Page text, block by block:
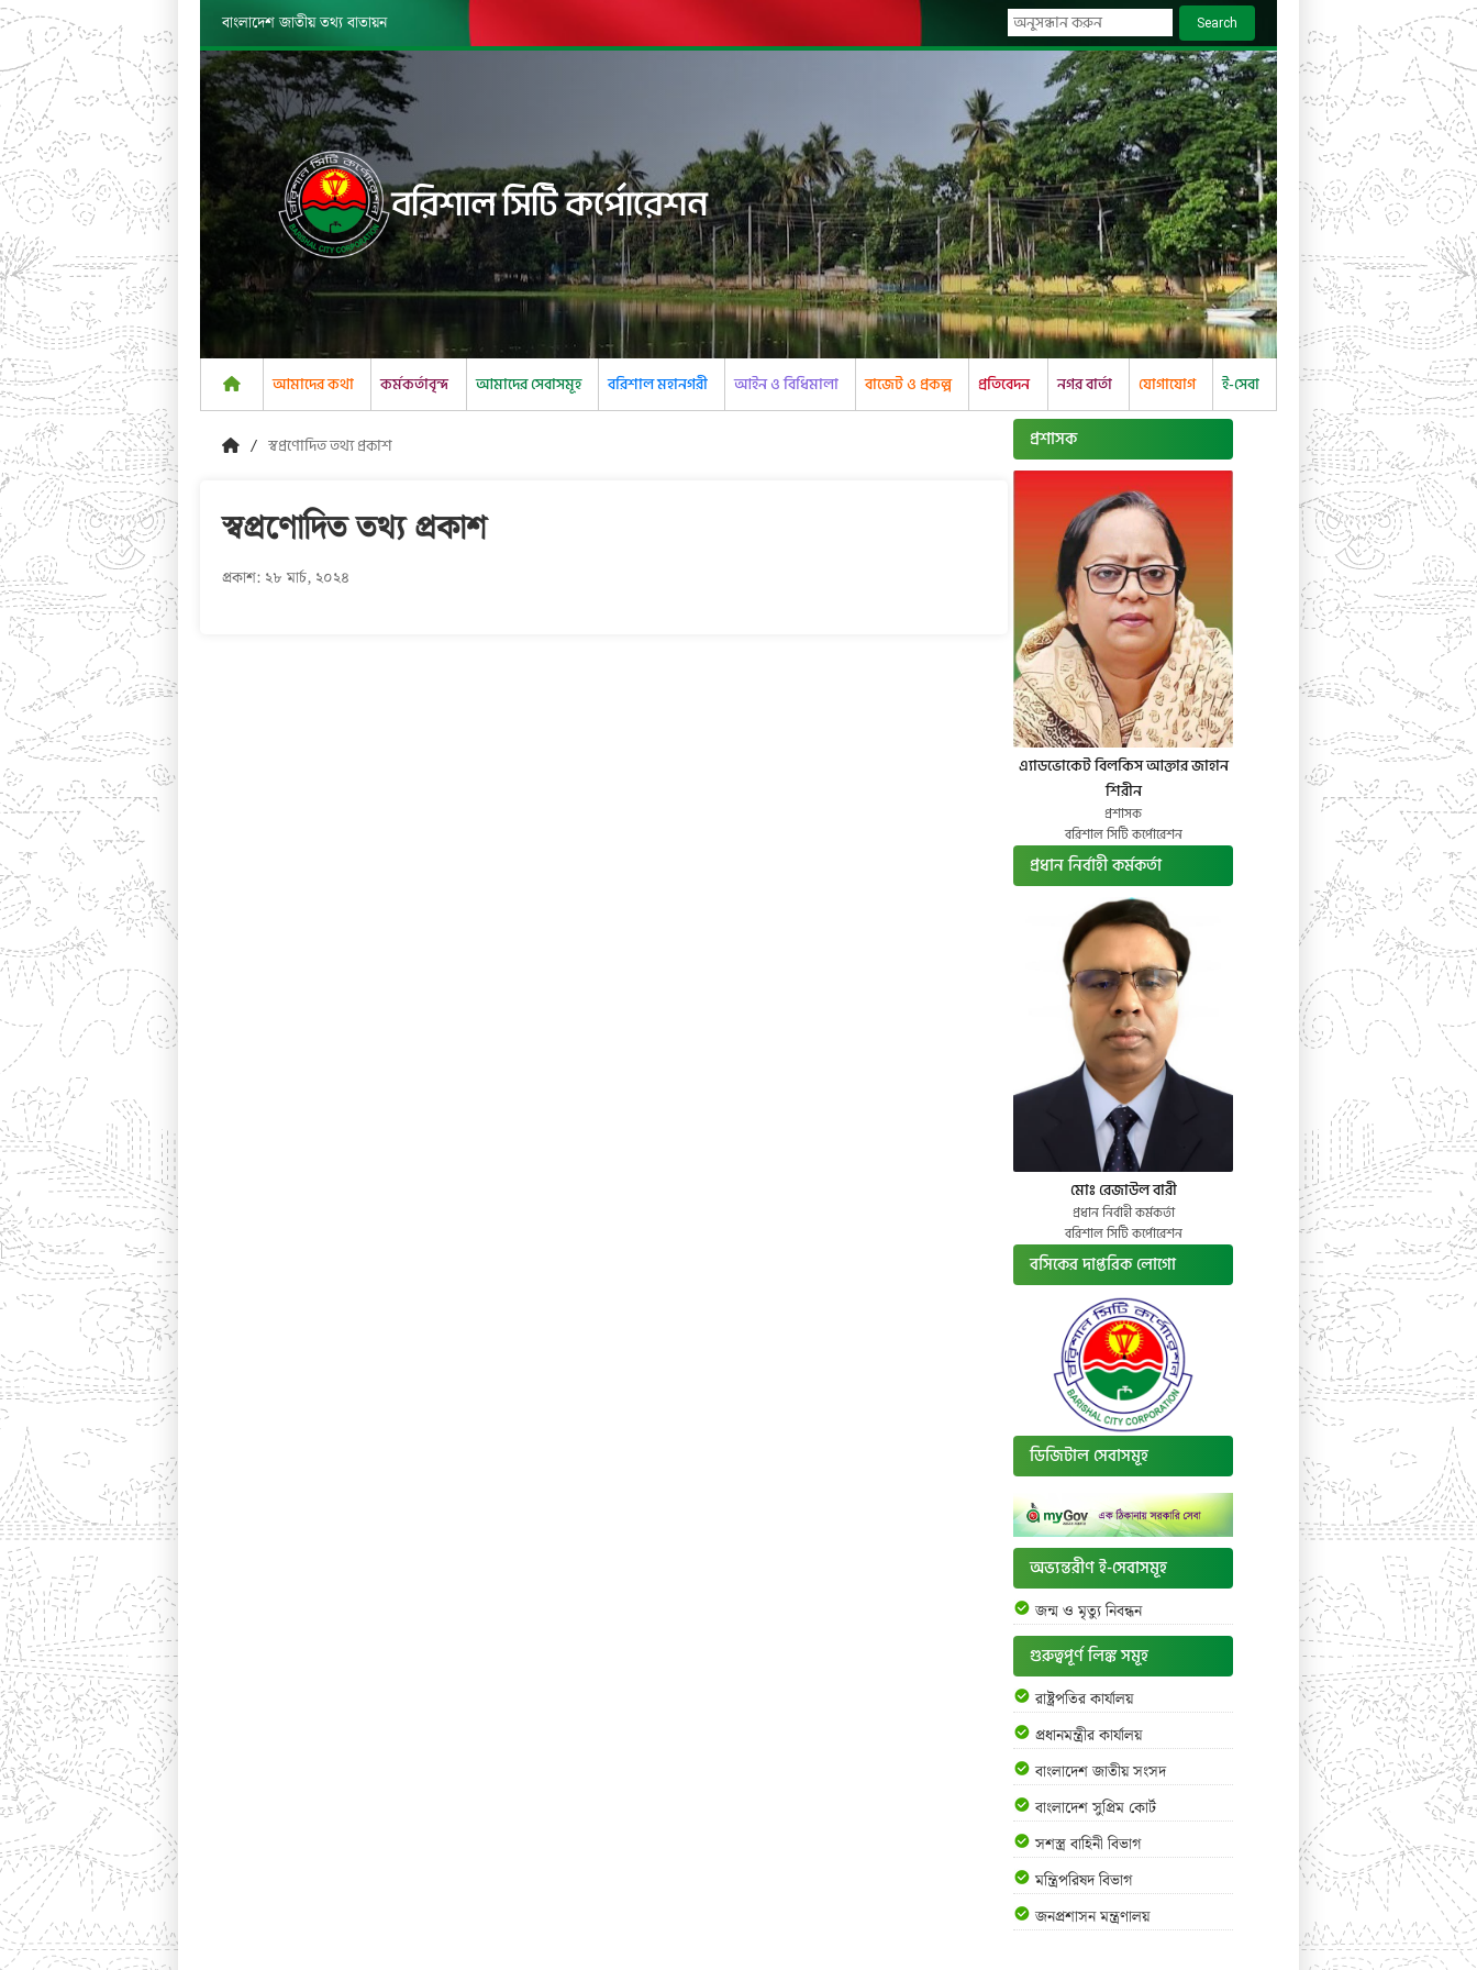
বাংলাদেশ জাতীয় তথ্য বাতায়ন Search
বরিশাল সিটি কর্পোরেশন
আমাদের কথা কর্মকর্তাবৃন্দ আমাদের সেবাসমূহ বরিশাল মহানগরী আইন ও বিধিমালা বাজেট ও প্রকল্প প্রতিবেদন নগর বার্তা যোগাযোগ ই-সেবা
স্বপ্রণোদিত তথ্য প্রকাশ
স্বপ্রণোদিত তথ্য প্রকাশ
প্রকাশ: ২৮ মার্চ, ২০২৪
প্রশাসক
এ্যাডভোকেট বিলকিস আক্তার জাহান
শিরীন
প্রশাসক
বরিশাল সিটি কর্পোরেশন
প্রধান নির্বাহী কর্মকর্তা
মোঃ রেজাউল বারী
প্রধান নির্বাহী কর্মকর্তা
বরিশাল সিটি কর্পোরেশন
বসিকের দাপ্তরিক লোগো
ডিজিটাল সেবাসমূহ
অভ্যন্তরীণ ই-সেবাসমূহ
জন্ম ও মৃত্যু নিবন্ধন
গুরুত্বপূর্ণ লিঙ্ক সমূহ
রাষ্ট্রপতির কার্যালয়
প্রধানমন্ত্রীর কার্যালয়
বাংলাদেশ জাতীয় সংসদ
বাংলাদেশ সুপ্রিম কোর্ট
সশস্ত্র বাহিনী বিভাগ
মন্ত্রিপরিষদ বিভাগ
জনপ্রশাসন মন্ত্রণালয়